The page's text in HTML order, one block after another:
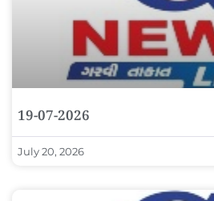
19-07-2026
July 20, 2026